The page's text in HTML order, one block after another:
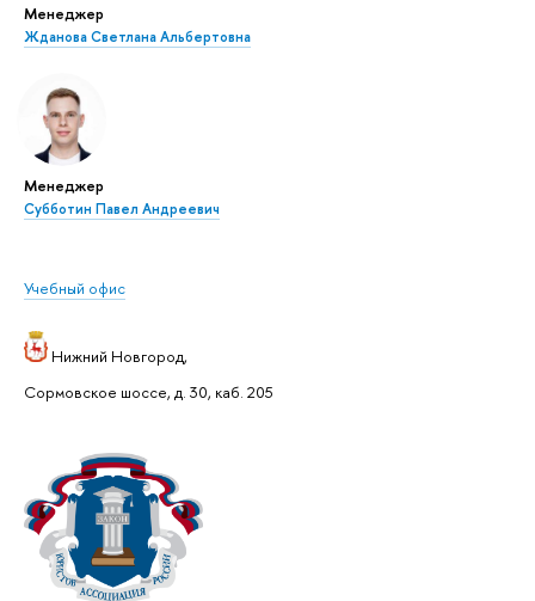
Менеджер
Жданова Светлана Альбертовна
Менеджер
Субботин Павел Андреевич
Учебный офис
Нижний Новгород,
Сормовское шоссе, д. 30, каб. 205